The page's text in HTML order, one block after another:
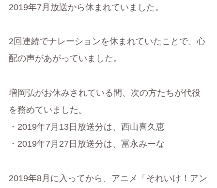
2019年7月放送から休まれていました。
2回連続でナレーションを休まれていたことで、心
配の声があがっていました。
増岡弘がお休みされている間、次の方たちが代役
を務めていました。
・2019年7月13日放送分は、西山喜久恵
・2019年7月27日放送分は、冨永みーな
2019年8月に入ってから、アニメ「それいけ！アン